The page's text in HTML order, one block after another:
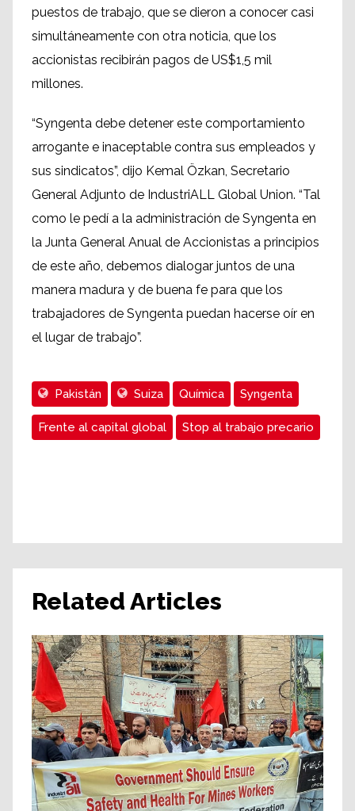
puestos de trabajo, que se dieron a conocer casi
simultáneamente con otra noticia, que los
accionistas recibirán pagos de US$1,5 mil
millones.
“Syngenta debe detener este comportamiento
arrogante e inaceptable contra sus empleados y
sus sindicatos”, dijo Kemal Özkan, Secretario
General Adjunto de IndustriALL Global Union. “Tal
como le pedí a la administración de Syngenta en
la Junta General Anual de Accionistas a principios
de este año, debemos dialogar juntos de una
manera madura y de buena fe para que los
trabajadores de Syngenta puedan hacerse oír en
el lugar de trabajo”.
Pakistán Suiza Química Syngenta
Frente al capital global Stop al trabajo precario
Related Articles